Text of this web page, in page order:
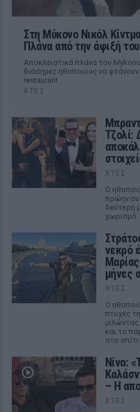
Στη Μύκονο Νικόλ
Πλάνα από την άφιξή
Αποκλειστικά πλάνα του
διάσημες ηθοποιούς να
restaurant
ΧΤΕΣ
Τζολί:
ΧΤΕΣ
Ο
πρώην
δεύτερη
χωρισμό
νεκρό
μήνες
ΧΤΕΣ
Ο
πτυχές
και το
στο
Νίνο:
– Η
ΧΤΕΣ